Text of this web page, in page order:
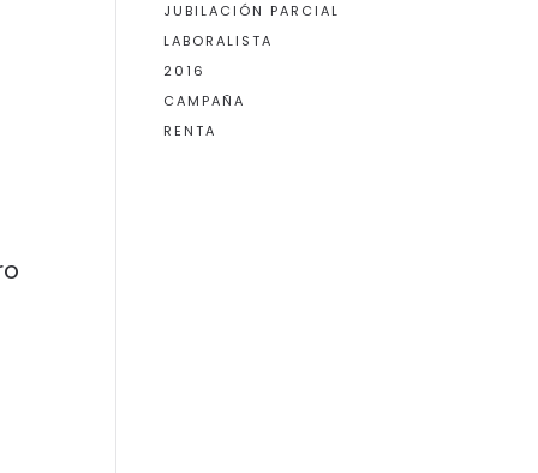
JUBILACIÓN PARCIAL
LABORALISTA
2016
CAMPAÑA
RENTA